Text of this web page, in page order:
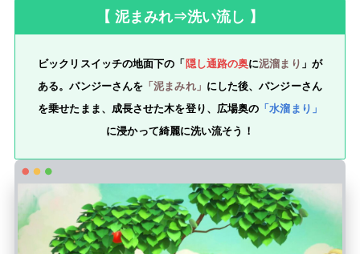
【 泥まみれ⇒洗い流し 】
ビックリスイッチの地面下の「 隠し通路の奥に泥溜まり 」が
ある。パンジーさんを 「泥まみれ」 にした後、パンジーさん
を乗せたまま、成長させた木を登り、広場奥の 「水溜まり」
に浸かって綺麗に洗い流そう！